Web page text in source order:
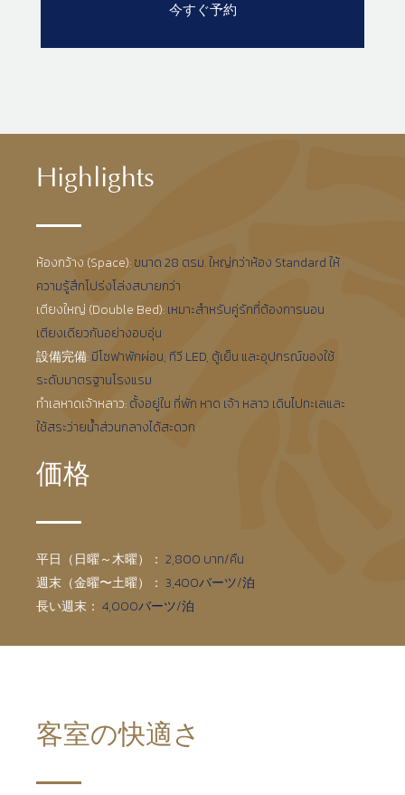
Highlights
ห้องกว้าง (Space):ขนาด 28 ตรม. ใหญ่กว่าห้อง Standard ให้
ความรู้สึกโปร่งโล่งสบายกว่า
เตียงใหญ่ (Double Bed):เหมาะสำหรับคู่รักที่ต้องการนอน
เตียงเดียวกันอย่างอบอุ่น
設備完備:มีโซฟาพักผ่อน, ทีวี LED, ตู้เย็น และอุปกรณ์ของใช้
ระดับมาตรฐานโรงแรม
ทำเลหาดเจ้าหลาว:ตั้งอยู่ใน ที่พัก หาด เจ้า หลาว เดินไปทะเลและ
ใช้สระว่ายน้ำส่วนกลางได้สะดวก
価格
平日（日曜～木曜）： 2,800 บาท/คืน
週末（金曜〜土曜）： 3,400バーツ/泊
長い週末： 4,000バーツ/泊
客室の快適さ